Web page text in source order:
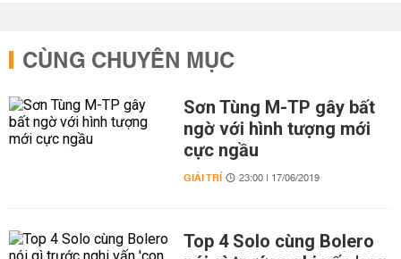
CÙNG CHUYÊN MỤC
Sơn Tùng M-TP gây bất
ngờ với hình tượng mới
cực ngầu
GIẢI TRÍ 23:00 | 17/06/2019
Top 4 Solo cùng Bolero